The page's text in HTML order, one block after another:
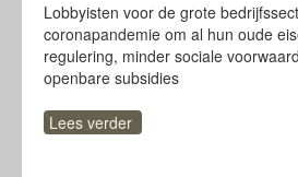
Lobbyisten voor de grote
coronapandemie om al hun oude
regulering, minder sociale
openbare subsidies
Lees verder